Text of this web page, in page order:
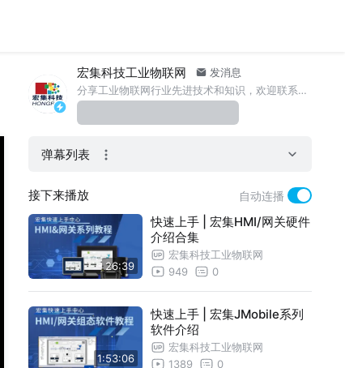
宏集科技工业物联网
发消息
分享工业物联网行业先进技术和知识，欢迎联系我们！https://www.hongrax.com/contactus/
弹幕列表
接下来播放 自动连播
26:39
快速上手 | 宏集HMI/网关硬件
介绍合集
宏集科技工业物联网
949
0
1:53:06
快速上手 | 宏集JMobile系列
软件介绍
宏集科技工业物联网
1389
0